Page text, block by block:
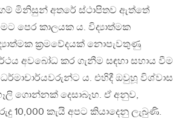
මිනිසුන් අතරේ ස්ථාපිතව ඇත්තේ
පෙර කාලයක ය. විද්‍යාත්මක
ක‍්‍රමවේදයක් නොපැවතුණු
අවබෝධ කර ගැනීම සඳහා සහාය වීම
ය. එහිදී ඔවුහූ විශ්වාස
ගොන්නක් දෙසාබෑහ. ඒ අනුව,
10,000 කැයි අපට කියාදෙනු ලැබුණි.